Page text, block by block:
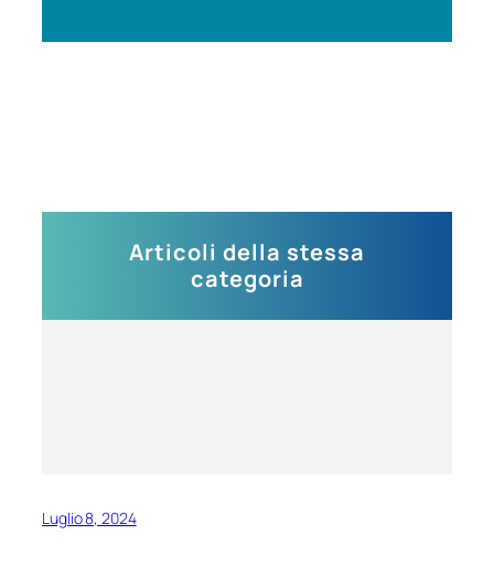
Articoli della stessa
categoria
Luglio 8, 2024